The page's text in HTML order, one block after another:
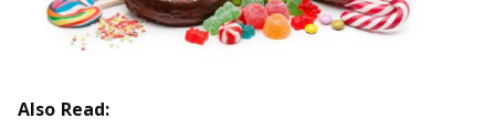
Also Read: